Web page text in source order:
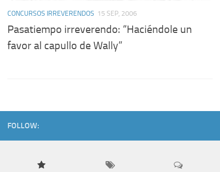
CONCURSOS IRREVERENDOS 15 SEP, 2006
Pasatiempo irreverendo: “Haciéndole un
favor al capullo de Wally”
FOLLOW: